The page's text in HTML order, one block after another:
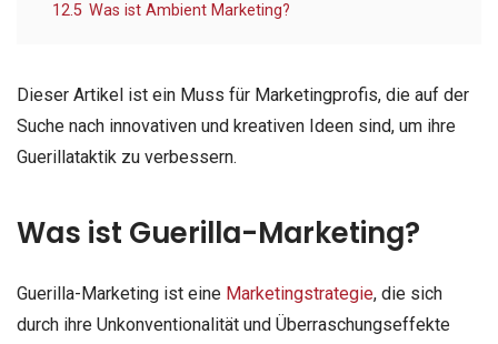
12.5 Was ist Ambient Marketing?
Dieser Artikel ist ein Muss für Marketingprofis, die auf der
Suche nach innovativen und kreativen Ideen sind, um ihre
Guerillataktik zu verbessern.
Was ist Guerilla-Marketing?
Guerilla-Marketing ist eine Marketingstrategie, die sich
durch ihre Unkonventionalität und Überraschungseffekte